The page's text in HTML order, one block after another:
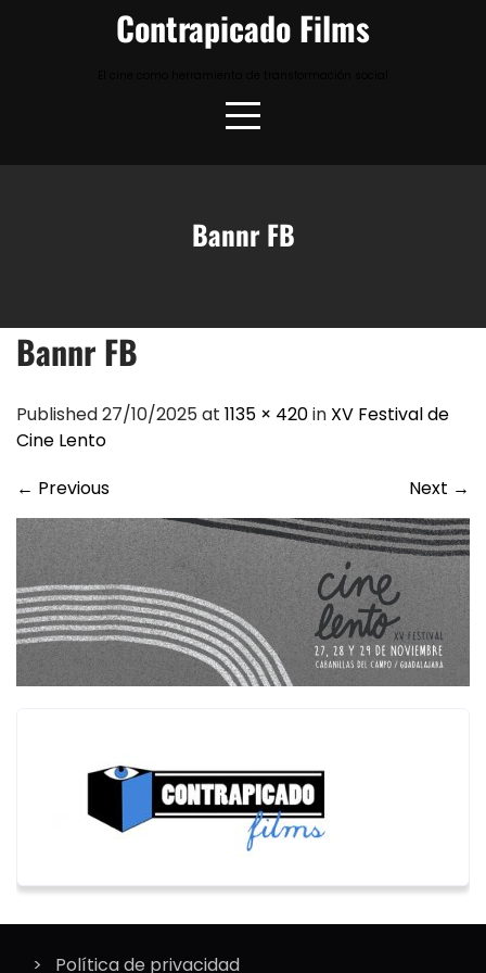
Contrapicado Films
Bannr FB
Bannr FB
Published 27/10/2025 at 1135 × 420in XV Festival de
Cine Lento
← Previous Next →
Política de privacidad